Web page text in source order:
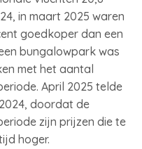
in maart 2025 waren
goedkoper dan een
bungalowpark was
met het aantal
April 2025 telde
doordat de
zijn prijzen die te
hoger.